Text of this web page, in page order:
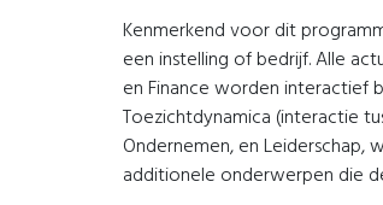
Kenmerkend voor dit
een instelling of bedrijf. Alle
en Finance worden interactief
Toezichtdynamica (interactie
Ondernemen, en Leiderschap,
additionele onderwerpen die